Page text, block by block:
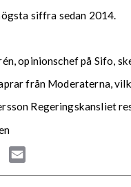
siffra sedan 2014.
opinionschef på Sifo,
från Moderaterna,
Regeringskansliet